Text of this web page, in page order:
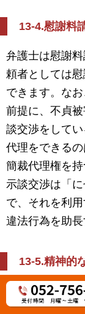
13-4.慰謝料
弁護士は慰謝
頼者としては
できます。な
前提に、不貞
談交渉をして
代理をできる
簡裁代理権を
示談交渉は「
で、それを利
違法行為を助
13-5.精神的
自分で慰謝料
かりますが、